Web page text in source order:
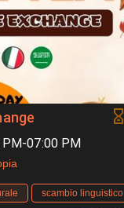
07:00 PM
scambio linguistico